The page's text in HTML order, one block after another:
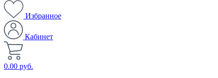
Избранное
Кабинет
0.00 руб.